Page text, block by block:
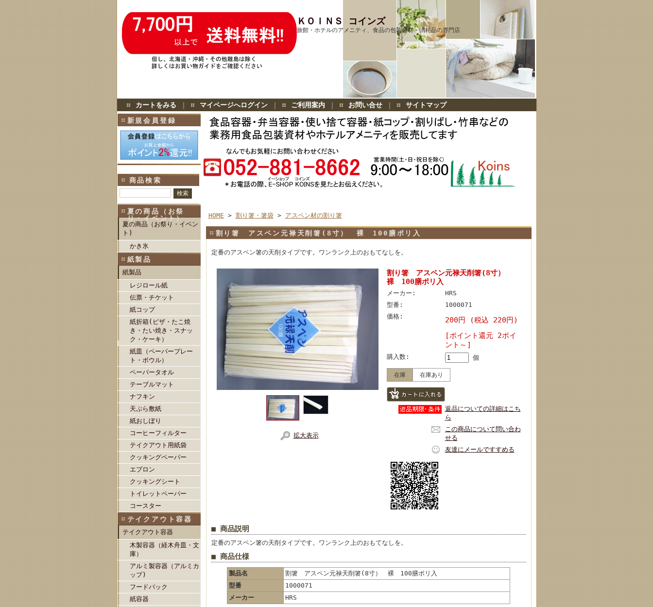
ＫＯＩＮＳ コインズ
旅館・ホテルのアメニティ、食品の包装資材・消耗品の専門店
カートをみる ｜ マイページへログイン｜ ご利用案内｜ お問い合せ｜
サイトマップ
新規会員登録
商品検索
夏の商品（お祭
り・イベント）
夏の商品（お祭り・イベン
ト)
かき氷
紙製品
紙製品
レジロール紙
伝票・チケット
紙コップ
紙折箱(ピザ・たこ焼
き・たい焼き・スナッ
ク・ケーキ）
紙皿（ペーパープレー
ト・ボウル）
ペーパータオル
テーブルマット
ナフキン
天ぷら敷紙
紙おしぼり
コーヒーフィルター
テイクアウト用紙袋
クッキングペーパー
エプロン
クッキングシート
トイレットペーパー
コースター
テイクアウト容器
テイクアウト容器
木製容器（経木舟皿・文
庫）
アルミ製容器（アルミカ
ップ)
フードパック
紙容器
HOME > 割り箸・箸袋> アスペン材の割り箸
割り箸 アスペン元禄天削箸(8寸） 裸 100膳ポリ入
定番のアスペン箸の天削タイプです。ワンランク上のおもてなしを。
拡大表示
割り箸 アスペン元禄天削箸(8寸）
裸 100膳ポリ入
メーカー:
HRS
型番:
1000071
価格:
200円 (税込 220円)
[ポイント還元 2ポイ
ント～]
購入数: 個
在庫 在庫あり
返品についての詳細はこち
ら
この商品について問い合わ
せる
友達にメールですすめる
■ 商品説明
定番のアスペン箸の天削タイプです。ワンランク上のおもてなしを。
■ 商品仕様
製品名
割箸 アスペン元禄天削箸(8寸） 裸 100膳ポリ入
型番
1000071
メーカー
HRS